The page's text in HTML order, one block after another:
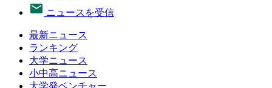
ニュースを受信
最新ニュース
ランキング
大学ニュース
小中高ニュース
大学発ベンチャー